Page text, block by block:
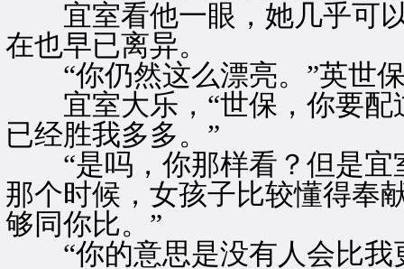
宜室看他一眼，她几乎可以
在也早已离异。
“你仍然这么漂亮。”英世保
宜室大乐，“世保，你要配
已经胜我多多。”
“是吗，你那样看？但是宜
那个时候，女孩子比较懂得奉
够同你比。”
“你的意思是没有人会比我